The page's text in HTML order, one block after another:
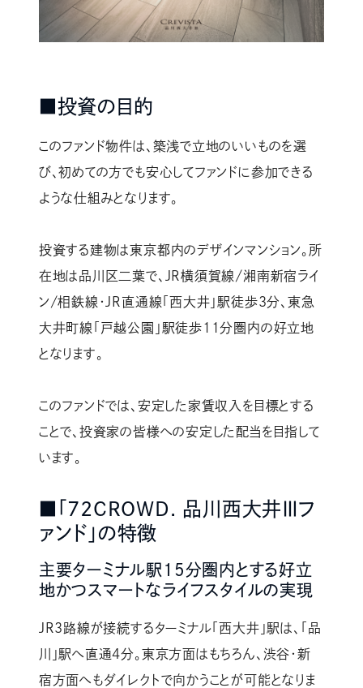
■投資の目的
このファンド物件は、築浅で立地のいいものを選
び、初めての方でも安心してファンドに参加できる
ような仕組みとなります。
投資する建物は東京都内のデザインマンション。所
在地は品川区二葉で、JR横須賀線/湘南新宿ライ
ン/相鉄線・JR直通線「西大井」駅徒歩3分、東急
大井町線「戸越公園」駅徒歩11分圏内の好立地
となります。
このファンドでは、安定した家賃収入を目標とする
ことで、投資家の皆様への安定した配当を目指して
います。
■「72CROWD. 品川西大井Ⅲフ
ァンド」の特徴
主要ターミナル駅15分圏内とする好立
地かつスマートなライフスタイルの実現
JR3路線が接続するターミナル「西大井」駅は、「品
川」駅へ直通4分。東京方面はもちろん、渋谷・新
宿方面へもダイレクトで向かうことが可能となりま